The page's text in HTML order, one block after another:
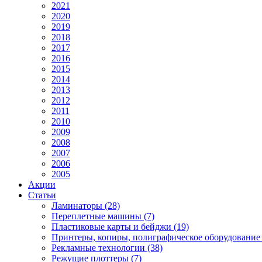
2021
2020
2019
2018
2017
2016
2015
2014
2013
2012
2011
2010
2009
2008
2007
2006
2005
Акции
Статьи
Ламинаторы (28)
Переплетные машины (7)
Пластиковые карты и бейджи (19)
Принтеры, копиры, полиграфическое оборудование
Рекламные технологии (38)
Режущие плоттеры (7)